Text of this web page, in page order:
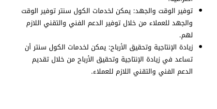
توفير الوقت والجهد: يمكن لخدمات الكول سنتر توفير الوقت
والجهد للعملاء من خلال توفير الدعم الفني والتقني اللازم
لهم.
زيادة الإنتاجية وتحقيق الأرباح: يمكن لخدمات الكول سنتر أن
تساعد في زيادة الإنتاجية وتحقيق الأرباح من خلال تقديم
الدعم الفني والتقني اللازم للعملاء.